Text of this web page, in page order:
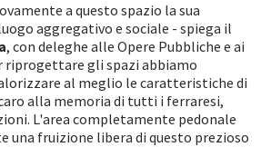
a questo spazio la sua
aggregativo e sociale - spiega il
, con deleghe alle Opere Pubbliche e ai
riprogettare gli spazi abbiamo
al meglio le caratteristiche di
alla memoria di tutti i ferraresi,
L'area completamente pedonale
una fruizione libera di questo prezioso